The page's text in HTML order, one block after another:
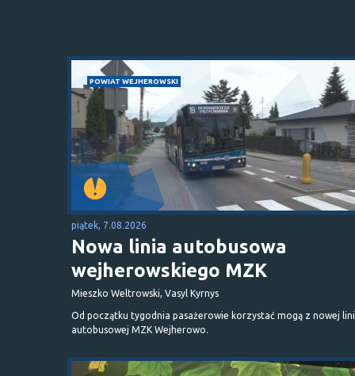
POWIAT WEJHEROWSKI
piątek, 7.08.2026
Nowa linia autobusowa
wejherowskiego MZK
Mieszko Weltrowski, Vasyl Kyrnys
Od początku tygodnia pasażerowie korzystać mogą z nowej
autobusowej MZK Wejherowo.